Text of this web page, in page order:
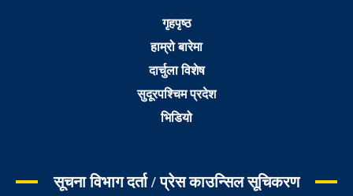
गृहपृष्ठ
हाम्रो बारेमा
दार्चुला विशेष
सुदूरपश्चिम प्रदेश
भिडियो
सूचना विभाग दर्ता / प्रेस काउन्सिल सूचिकरण